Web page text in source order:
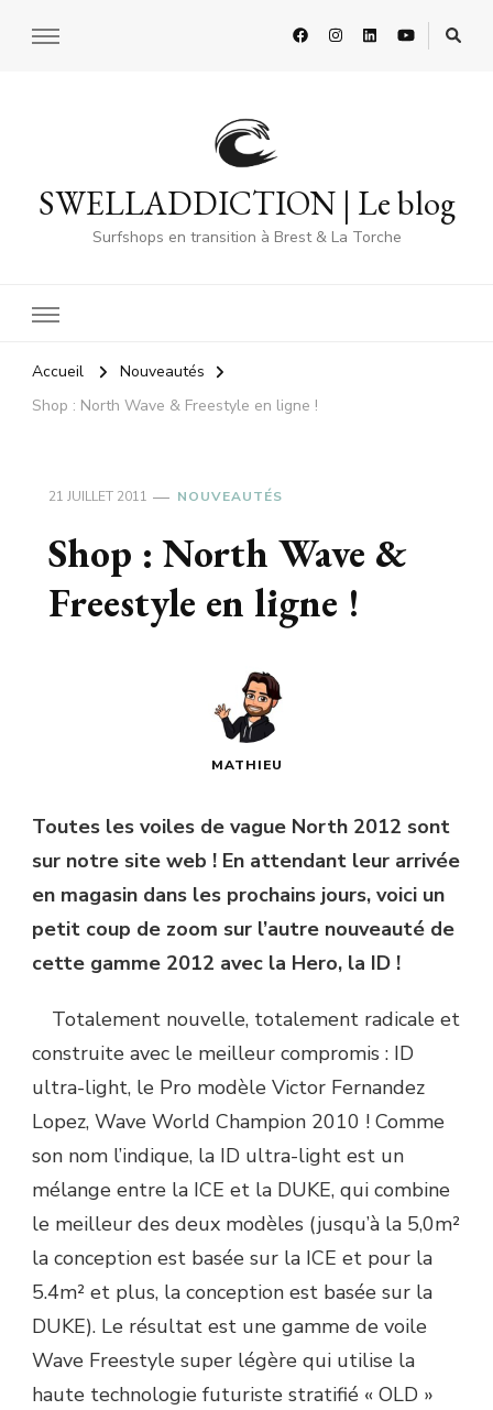
SWELLADDICTION | Le blog
Surfshops en transition à Brest & La Torche
Accueil
Nouveautés
Shop : North Wave & Freestyle en ligne !
21 JUILLET 2011 NOUVEAUTÉS
Shop : North Wave &
Freestyle en ligne !
MATHIEU
Toutes les voiles de vague North 2012 sont
sur notre site web ! En attendant leur arrivée
en magasin dans les prochains jours, voici un
petit coup de zoom sur l’autre nouveauté de
cette gamme 2012 avec la Hero, la ID !
Totalement nouvelle, totalement radicale et
construite avec le meilleur compromis : ID
ultra-light, le Pro modèle Victor Fernandez
Lopez, Wave World Champion 2010 ! Comme
son nom l’indique, la ID ultra-light est un
mélange entre la ICE et la DUKE, qui combine
le meilleur des deux modèles (jusqu’à la 5,0m²
la conception est basée sur la ICE et pour la
5.4m² et plus, la conception est basée sur la
DUKE). Le résultat est une gamme de voile
Wave Freestyle super légère qui utilise la
haute technologie futuriste stratifié « OLD »